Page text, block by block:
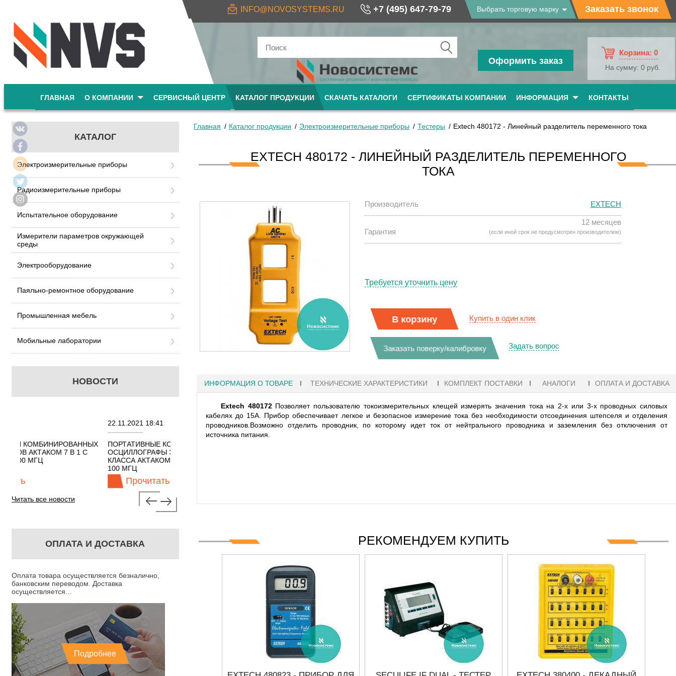
INFO@NOVOSYSTEMS.RU +7 (495) 647-79-79 Выбрать торговую марку Заказать звонок
Оформить заказ
Корзина: 0
На сумму: 0 руб.
ГЛАВНАЯ О КОМПАНИИ СЕРВИСНЫЙ ЦЕНТР КАТАЛОГ ПРОДУКЦИИ СКАЧАТЬ КАТАЛОГИ СЕРТИФИКАТЫ КОМПАНИИ ИНФОРМАЦИЯ КОНТАКТЫ
КАТАЛОГ
Электроизмерительные приборы
Радиоизмерительные приборы
Испытательное оборудование
Измерители параметров окружающей
среды
Электрооборудование
Паяльно-ремонтное оборудование
Промышленная мебель
Мобильные лаборатории
НОВОСТИ
ПОРТАТИВНЫЕ КОМБИНИРОВАННЫЕ
ОСЦИЛЛОГРАФЫ ЭКОНОМНОГО
КЛАССА АКТАКОМ "3 В 1" С ПОЛОСОЙ
02.08.2021 18:41 27.01.2023 10:06
Читать все новости
ОПЛАТА И ДОСТАВКА
Оплата товара осуществляется безналично,
банковским переводом. Доставка
осуществляется...
Подробнее
Главная Каталог продукции Электроизмерительные приборы Тестеры Extech 480172 - Линейный разделитель переменного тока
EXTECH 480172 - ЛИНЕЙНЫЙ РАЗДЕЛИТЕЛЬ ПЕРЕМЕННОГО
ТОКА
Производитель EXTECH
Гарантия
12 месяцев
(если иной срок не предусмотрен производителем)
Требуется уточнить цену
В корзину Купить в один клик
Заказать поверку/калибровку Задать вопрос
ИНФОРМАЦИЯ О ТОВАРЕ ТЕХНИЧЕСКИЕ ХАРАКТЕРИСТИКИ КОМПЛЕКТ ПОСТАВКИ АНАЛОГИ ОПЛАТА И ДОСТАВКА
Extech 480172Позволяет пользователю токоизмерительных клещей измерять значения тока на 2-х или 3-х проводных силовых
кабелях до 15А. Прибор обеспечивает легкое и безопасное измерение тока без необходимости отсоединения штепселя и отделения
проводников.Возможно отделить проводник, по которому идет ток от нейтрального проводника и заземления без отключения от
источника питания.
РЕКОМЕНДУЕМ КУПИТЬ